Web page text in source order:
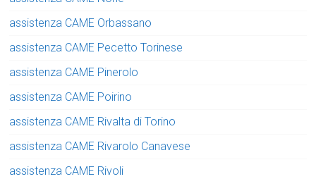
assistenza CAME Orbassano
assistenza CAME Pecetto Torinese
assistenza CAME Pinerolo
assistenza CAME Poirino
assistenza CAME Rivalta di Torino
assistenza CAME Rivarolo Canavese
assistenza CAME Rivoli